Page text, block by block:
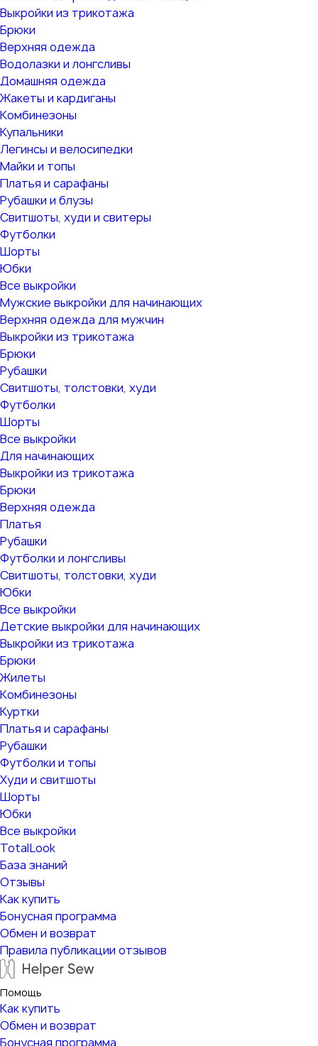
Выкройки из трикотажа
Брюки
Верхняя одежда
Водолазки и лонгсливы
Домашняя одежда
Жакеты и кардиганы
Комбинезоны
Купальники
Легинсы и велосипедки
Майки и топы
Платья и сарафаны
Рубашки и блузы
Свитшоты, худи и свитеры
Футболки
Шорты
Юбки
Все выкройки
Мужские выкройки для начинающих
Верхняя одежда для мужчин
Выкройки из трикотажа
Брюки
Рубашки
Свитшоты, толстовки, худи
Футболки
Шорты
Все выкройки
Для начинающих
Выкройки из трикотажа
Брюки
Верхняя одежда
Платья
Рубашки
Футболки и лонгсливы
Свитшоты, толстовки, худи
Юбки
Все выкройки
Детские выкройки для начинающих
Выкройки из трикотажа
Брюки
Жилеты
Комбинезоны
Куртки
Платья и сарафаны
Рубашки
Футболки и топы
Худи и свитшоты
Шорты
Юбки
Все выкройки
TotalLook
База знаний
Отзывы
Как купить
Бонусная программа
Обмен и возврат
Правила публикации отзывов
Помощь
Как купить
Обмен и возврат
Бонусная программа